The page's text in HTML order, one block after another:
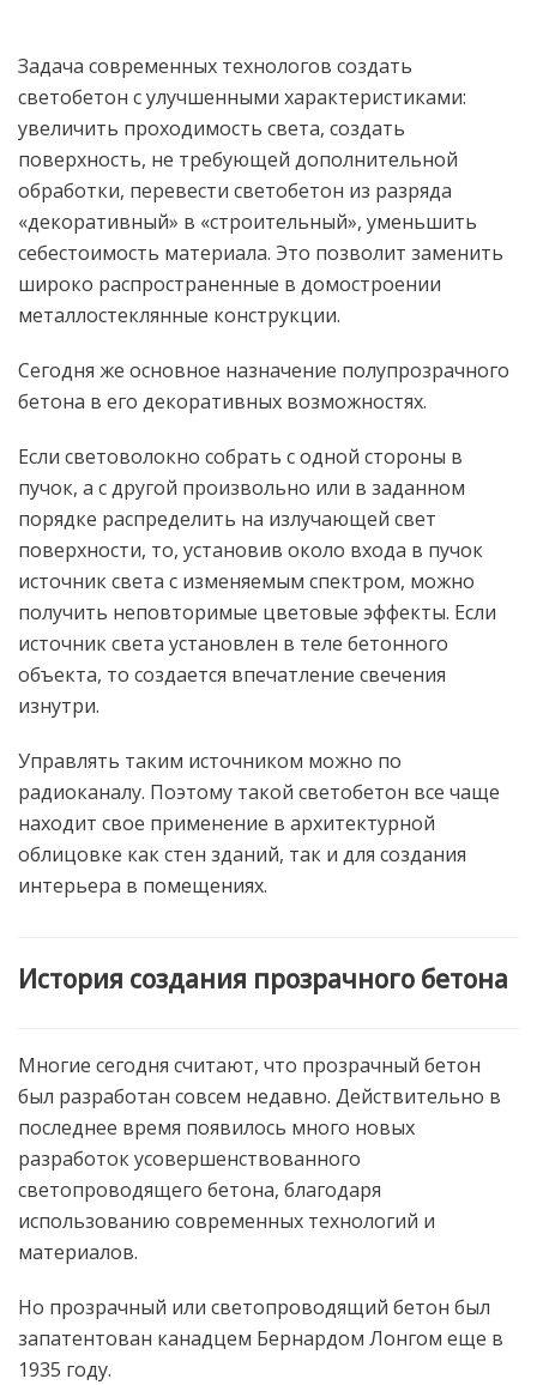
Задача современных технологов создать
светобетон с улучшенными характеристиками:
увеличить проходимость света, создать
поверхность, не требующей дополнительной
обработки, перевести светобетон из разряда
«декоративный» в «строительный», уменьшить
себестоимость материала. Это позволит заменить
широко распространенные в домостроении
металлостеклянные конструкции.
Сегодня же основное назначение полупрозрачного
бетона в его декоративных возможностях.
Если световолокно собрать с одной стороны в
пучок, а с другой произвольно или в заданном
порядке распределить на излучающей свет
поверхности, то, установив около входа в пучок
источник света с изменяемым спектром, можно
получить неповторимые цветовые эффекты. Если
источник света установлен в теле бетонного
объекта, то создается впечатление свечения
изнутри.
Управлять таким источником можно по
радиоканалу. Поэтому такой светобетон все чаще
находит свое применение в архитектурной
облицовке как стен зданий, так и для создания
интерьера в помещениях.
История создания прозрачного бетона
Многие сегодня считают, что прозрачный бетон
был разработан совсем недавно. Действительно в
последнее время появилось много новых
разработок усовершенствованного
светопроводящего бетона, благодаря
использованию современных технологий и
материалов.
Но прозрачный или светопроводящий бетон был
запатентован канадцем Бернардом Лонгом еще в
1935 году.